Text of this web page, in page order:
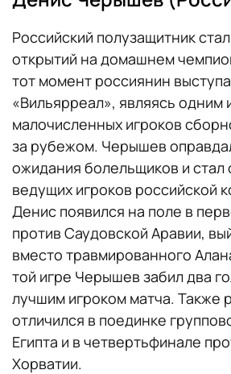
Российский полузащитник
открытий на домашнем
тот момент россиянин
«Вильярреал», являясь одним
малочисленных игроков
за рубежом. Черышев
ожидания болельщиков и стал
ведущих игроков российской
Денис появился на поле в
против Саудовской Аравии,
вместо травмированного
той игре Черышев забил два
лучшим игроком матча. Также
отличился в поединке
Египта и в четвертьфинале
Хорватии.